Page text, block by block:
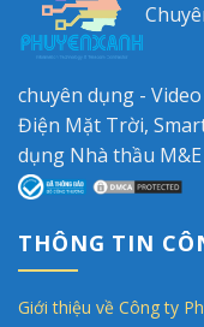
chuyên dụng -
Điện Mặt Trời,
dụng Nhà thầu
THÔNG TIN
Giới thiệu về Công ty